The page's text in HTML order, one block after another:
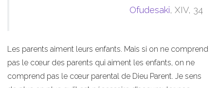
Ofudesaki, XIV, 34
Les parents aiment leurs enfants. Mais si on ne comprend
pas le cœur des parents qui aiment les enfants, on ne
comprend pas le cœur parental de Dieu Parent. Je sens